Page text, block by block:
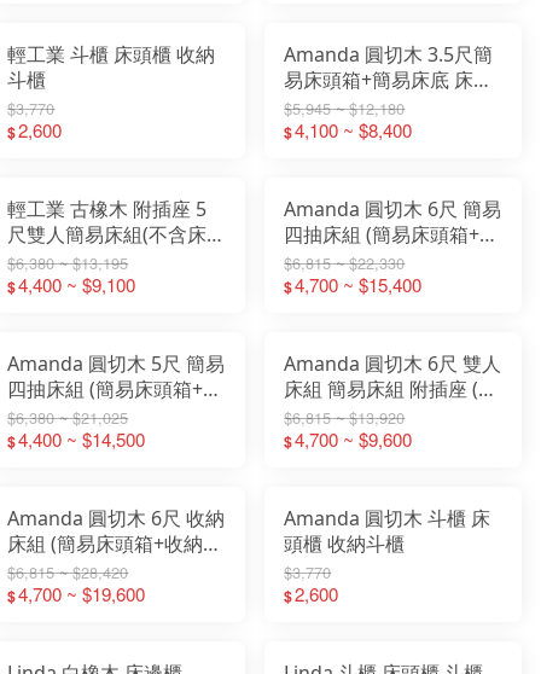
輕工業 斗櫃 床頭櫃 收納
斗櫃
$3,770
$2,600
Amanda 圓切木 3.5尺簡
易床頭箱+簡易床底 床頭
附插座 (不含床墊)
$5,945 ~ $12,180
$4,100 ~ $8,400
輕工業 古橡木 附插座 5
尺雙人簡易床組(不含床
墊)
$6,380 ~ $13,195
$4,400 ~ $9,100
Amanda 圓切木 6尺 簡易
四抽床組 (簡易床頭箱+四
抽床底) 床頭附插座 (不含
床墊)
$6,815 ~ $22,330
$4,700 ~ $15,400
Amanda 圓切木 5尺 簡易
四抽床組 (簡易床頭箱+四
抽床底) 床頭附插座 (不含
床墊)
$6,380 ~ $21,025
$4,400 ~ $14,500
Amanda 圓切木 6尺 雙人
床組 簡易床組 附插座 (不
含床墊)
$6,815 ~ $13,920
$4,700 ~ $9,600
Amanda 圓切木 6尺 收納
床組 (簡易床頭箱+收納床
底) 床頭附插座 (不含床
墊)
$6,815 ~ $28,420
$4,700 ~ $19,600
Amanda 圓切木 斗櫃 床
頭櫃 收納斗櫃
$3,770
$2,600